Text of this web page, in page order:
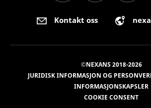
Kontakt oss
©NEXANS 2018-2026
JURIDISK INFORMASJON OG
INFORMASJONSKAPSLER
COOKIE CONSENT